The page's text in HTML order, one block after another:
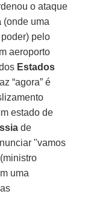
o ataque
(onde uma
pelo
aeroporto
Estados
“agora” é
estado de
de
"vamos
uma